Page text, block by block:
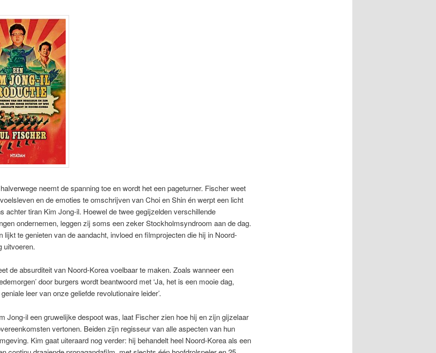
neemt de spanning toe en wordt het een pageturner. Fischer weet
en de emoties te omschrijven van Choi en Shin én werpt een licht
achter tiran Kim Jong-il. Hoewel de twee gegijzelden verschillende
ondernemen, leggen zij soms een zeker Stockholmsyndroom aan de dag.
lijkt te genieten van de aandacht, invloed en filmprojecten die hij in Noord-
uitvoeren.
de absurditeit van Noord-Korea voelbaar te maken. Zoals wanneer een
door burgers wordt beantwoord met ‘Ja, het is een mooie dag,
leer van onze geliefde revolutionaire leider’.
Jong-il een gruwelijke despoot was, laat Fischer zien hoe hij en zijn gijzelaar
vertonen. Beiden zijn regisseur van alle aspecten van hun
Kim gaat uiteraard nog verder: hij behandelt heel Noord-Korea als een